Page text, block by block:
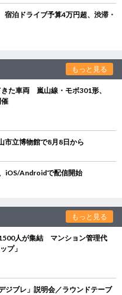
泊ドライブ予算4万円超、渋滞・
もっと見る
た車両 嵐山線・モボ301形、
立博物館で8月8日から
iOS/Androidで配信開始
もっと見る
人が集結 マンション管理代
プ」
ブレ」説明会／ラウンドテーブ